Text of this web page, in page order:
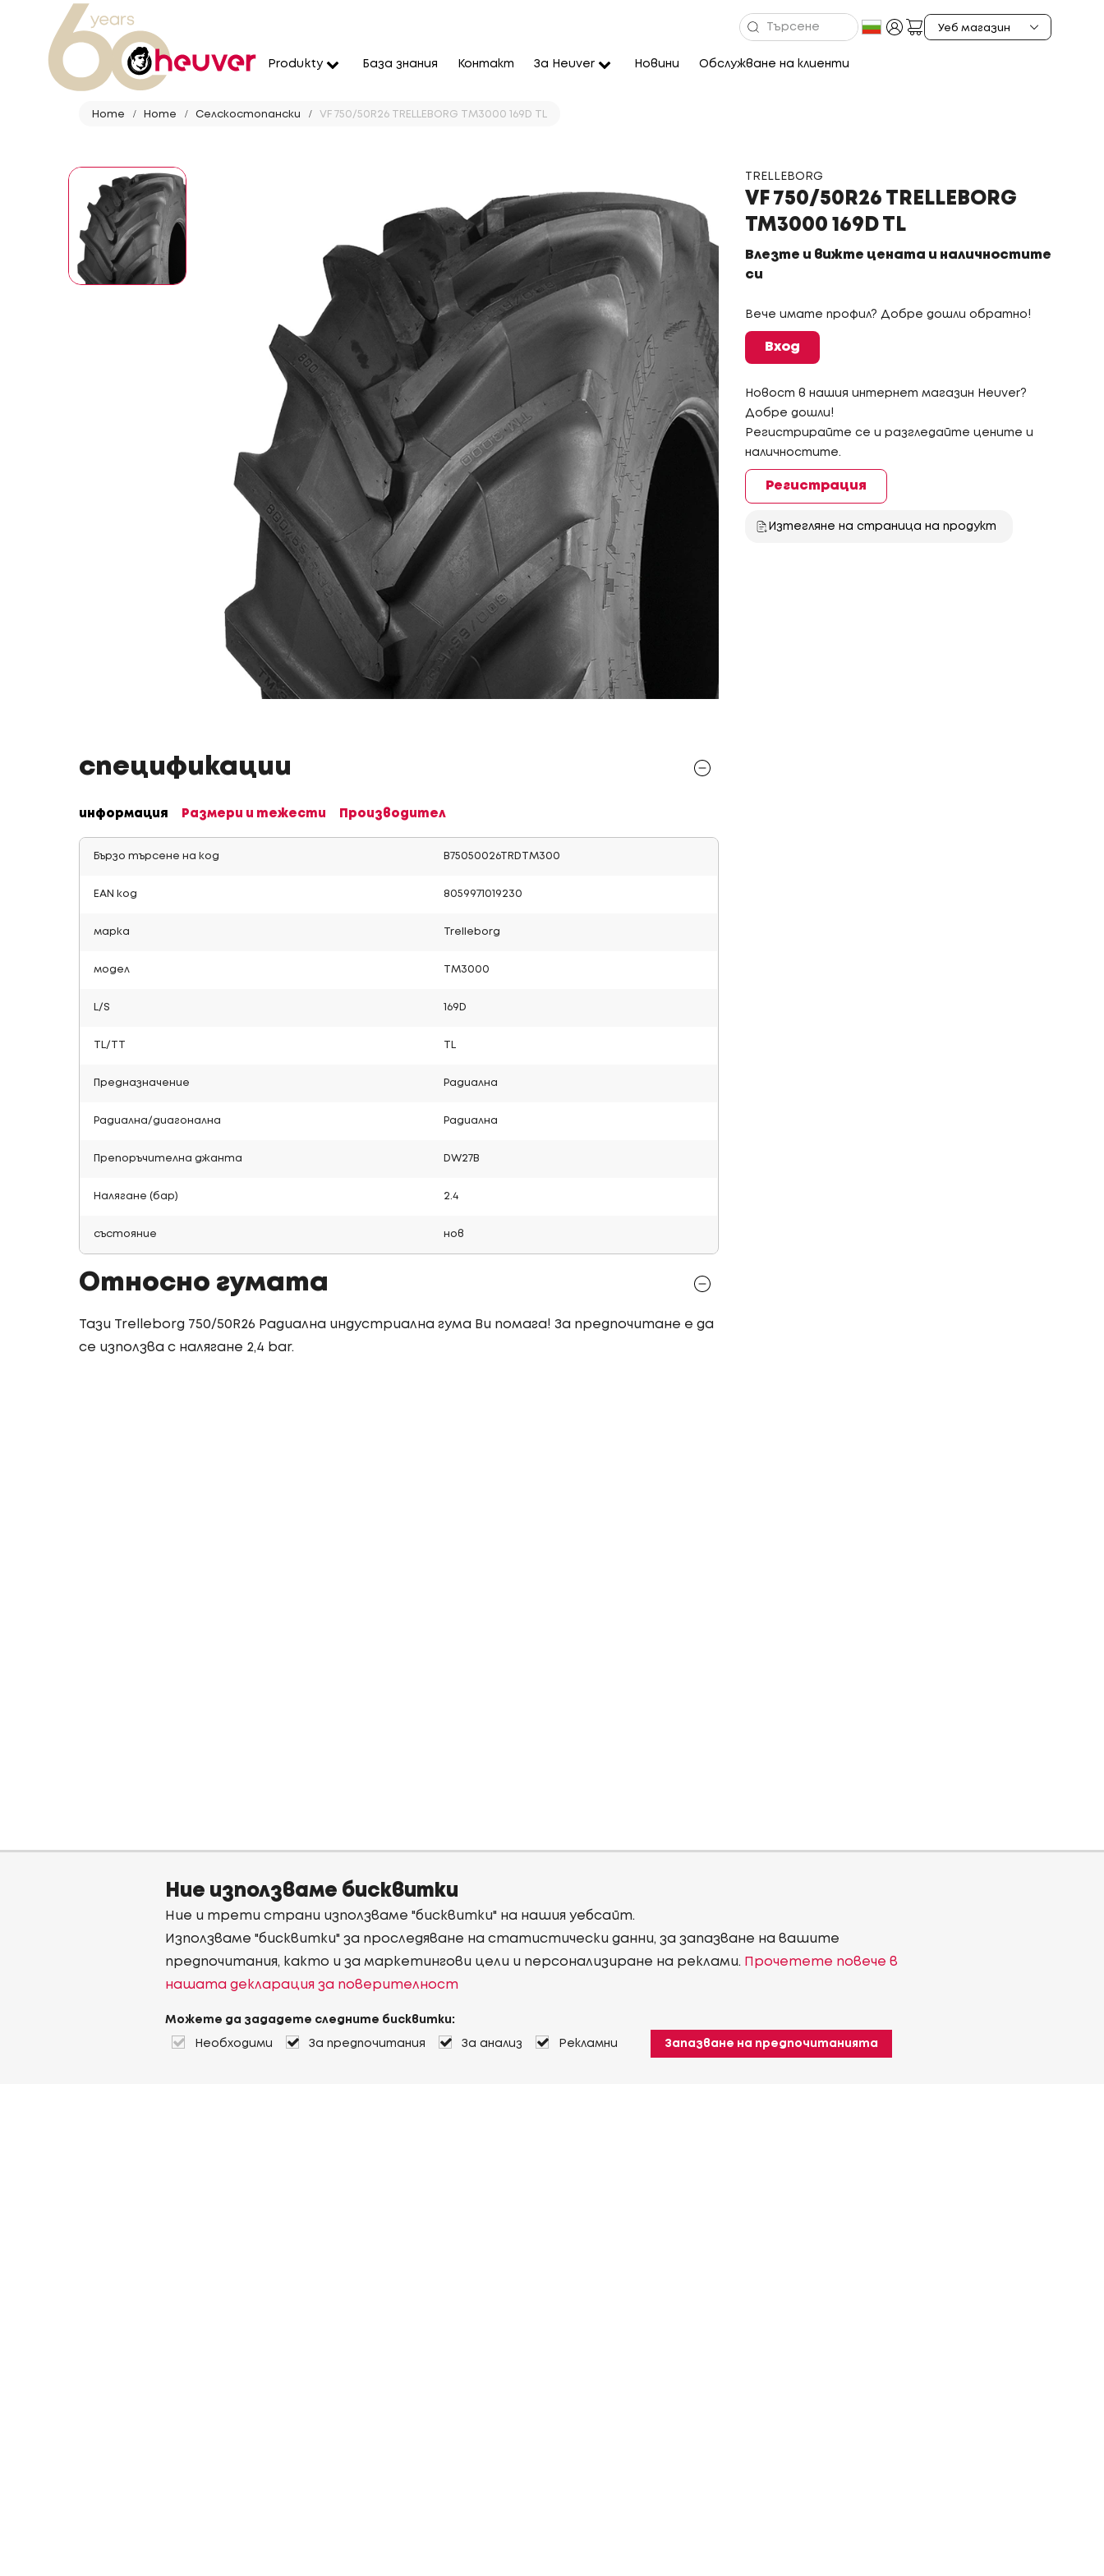
Produkty База знания Контакт За Heuver Новини Обслужване на клиенти
Home Home Селскостопански VF 750/50R26 TRELLEBORG TM3000 169D TL
TRELLEBORG
VF 750/50R26 TRELLEBORG
TM3000 169D TL
Влезте и вижте цената и наличностите
си
Вече имате профил? Добре дошли обратно!
Вход
Новост в нашия интернет магазин Heuver?
Добре дошли!
Регистрирайте се и разгледайте цените и
наличностите.
Регистрация
Изтегляне на страница на продукт
спецификации
информация Размери и тежести Производител
Бързо търсене на код B75050026TRDTM300
EAN код 8059971019230
марка Trelleborg
модел TM3000
L/S 169D
TL/TT
Предназначение Радиална
Радиална/диагонална Радиална
Препоръчителна джанта DW27B
Налягане (бар) 2.4
състояние нов
Относно гумата
Тази Trelleborg 750/50R26 Радиална индустриална гума Ви помага! За предпочитане е да
се използва с налягане 2,4 bar.
Ние използваме бисквитки
Ние и трети страни използваме "бисквитки" на нашия уебсайт.
Използваме "бисквитки" за проследяване на статистически данни, за запазване на вашите
предпочитания, както и за маркетингови цели и персонализиране на реклами. Прочетете повече в
нашата декларация за поверителност
Можете да зададете следните бисквитки:
Необходими За предпочитания За анализ Рекламни Запазване на предпочитанията